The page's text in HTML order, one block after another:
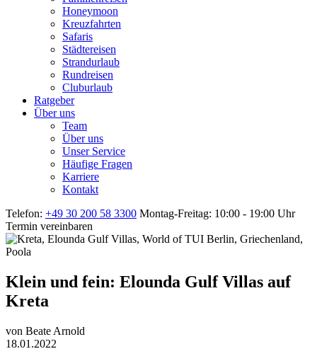
Honeymoon
Kreuzfahrten
Safaris
Städtereisen
Strandurlaub
Rundreisen
Cluburlaub
Ratgeber
Über uns
Team
Über uns
Unser Service
Häufige Fragen
Karriere
Kontakt
Telefon: +49 30 200 58 3300 Montag-Freitag: 10:00 - 19:00 Uhr
Termin vereinbaren
Klein und fein: Elounda Gulf Villas auf
Kreta
von Beate Arnold
18.01.2022